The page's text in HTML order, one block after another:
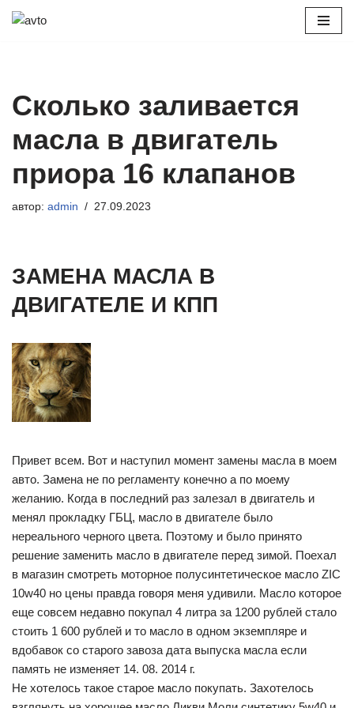
Сколько заливается
масла в двигатель
приора 16 клапанов
автор: admin 27.09.2023
ЗАМЕНА МАСЛА В
ДВИГАТЕЛЕ И КПП
Привет всем. Вот и наступил момент замены масла в моем
авто. Замена не по регламенту конечно а по моему
желанию. Когда в последний раз залезал в двигатель и
менял прокладку ГБЦ, масло в двигателе было
нереального черного цвета. Поэтому и было принято
решение заменить масло в двигателе перед зимой. Поехал
в магазин смотреть моторное полусинтетическое масло ZIC
10w40 но цены правда говоря меня удивили. Масло которое
еще совсем недавно покупал 4 литра за 1200 рублей стало
стоить 1 600 рублей и то масло в одном экземпляре и
вдобавок со старого завоза дата выпуска масла если
память не изменяет 14. 08. 2014 г.
Не хотелось такое старое масло покупать. Захотелось